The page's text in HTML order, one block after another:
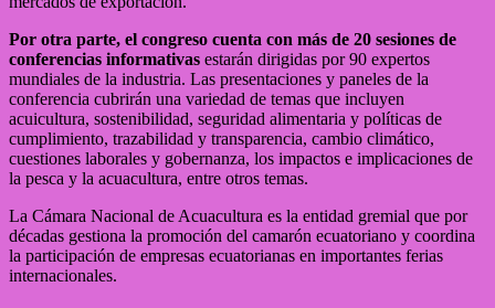
Por otra parte, el congreso cuenta con más de 20 sesiones de
conferencias informativas estarán dirigidas por 90 expertos
mundiales de la industria. Las presentaciones y paneles de la
conferencia cubrirán una variedad de temas que incluyen
acuicultura, sostenibilidad, seguridad alimentaria y políticas de
cumplimiento, trazabilidad y transparencia, cambio climático,
cuestiones laborales y gobernanza, los impactos e implicaciones de
la pesca y la acuacultura, entre otros temas.
La Cámara Nacional de Acuacultura es la entidad gremial que por
décadas gestiona la promoción del camarón ecuatoriano y coordina
la participación de empresas ecuatorianas en importantes ferias
internacionales.